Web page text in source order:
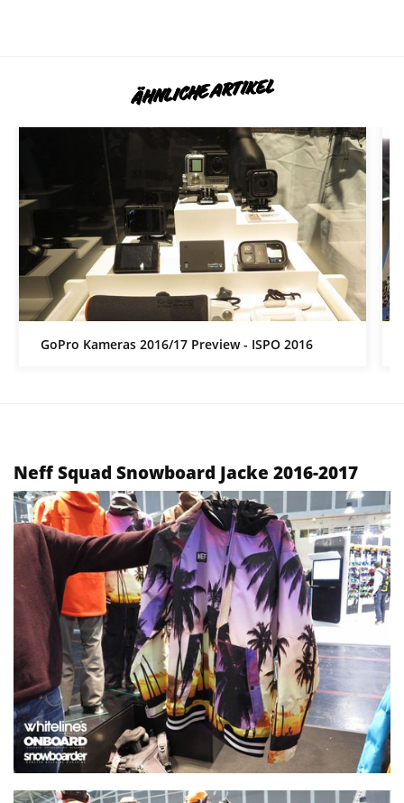
ÄHNLICHE ARTIKEL
GoPro Kameras 2016/17 Preview - ISPO 2016
Neff Squad Snowboard Jacke 2016-2017